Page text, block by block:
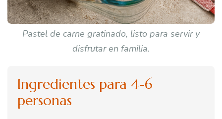
Pastel de carne gratinado, listo para servir y
disfrutar en familia.
Ingredientes para 4-6
personas